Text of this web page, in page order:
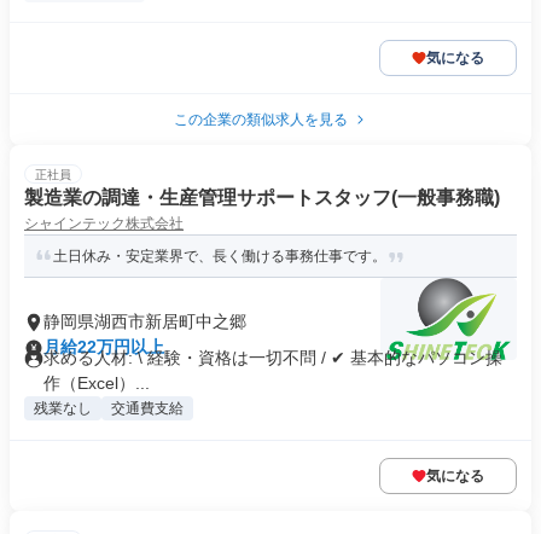
気になる
この企業の類似求人を見る
正社員
製造業の調達・生産管理サポートスタッフ(一般事務職)
シャインテック株式会社
土日休み・安定業界で、長く働ける事務仕事です。
静岡県湖西市新居町中之郷
月給22万円以上
求める人材: \ 経験・資格は一切不問 / ✔ 基本的なパソコン操
作（Excel）...
残業なし 交通費支給
気になる